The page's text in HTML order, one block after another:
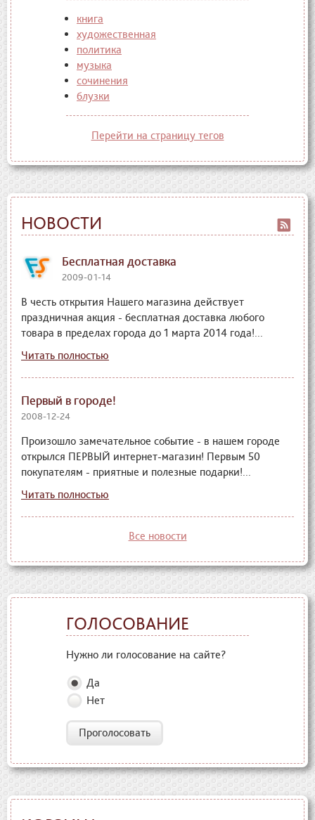
книга
художественная
политика
музыка
сочинения
блузки
Перейти на страницу тегов
НОВОСТИ
Бесплатная доставка
2009-01-14
В честь открытия Нашего магазина действует
праздничная акция - бесплатная доставка любого
товара в пределах города до 1 марта 2014 года!...
Читать полностью
Первый в городе!
2008-12-24
Произошло замечательное событие - в нашем городе
открылся ПЕРВЫЙ интернет-магазин! Первым 50
покупателям - приятные и полезные подарки!...
Читать полностью
Все новости
ГОЛОСОВАНИЕ
Нужно ли голосование на сайте?
Да
Нет
Проголосовать